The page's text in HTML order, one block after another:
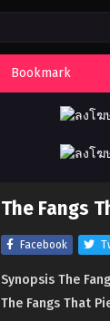
Bookmark
The Fangs
Facebook
Synopsis The
The Fangs That